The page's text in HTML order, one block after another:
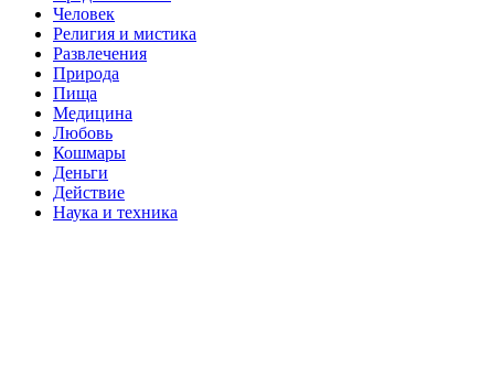
Человек
Религия и мистика
Развлечения
Природа
Пища
Медицина
Любовь
Кошмары
Деньги
Действие
Наука и техника